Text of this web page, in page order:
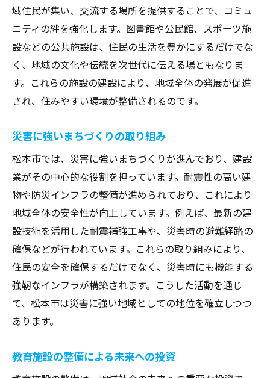
域住民が集い、交流する場所を提供することで、コミュ
ニティの絆を強化します。図書館や公民館、スポーツ施
設などの公共施設は、住民の生活を豊かにするだけでな
く、地域の文化や伝統を次世代に伝える場ともなりま
す。これらの施設の建設により、地域全体の発展が促進
され、住みやすい環境が整備されるのです。
災害に強いまちづくりの取り組み
松本市では、災害に強いまちづくりが進んでおり、建設
業がその中心的な役割を担っています。耐震性の高い建
物や防災インフラの整備が進められており、これにより
地域全体の安全性が向上しています。例えば、最新の建
設技術を活用した耐震補強工事や、災害時の避難経路の
確保などが行われています。これらの取り組みにより、
住民の安全を確保するだけでなく、災害時にも機能する
強靭なインフラが構築されます。こうした活動を通じ
て、松本市は災害に強い地域としての地位を確立しつつ
あります。
教育施設の整備による未来への投資